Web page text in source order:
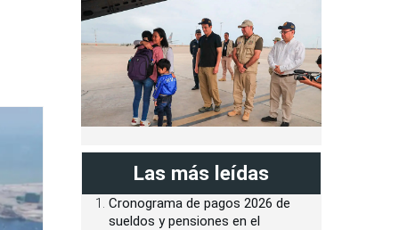
Las más leídas
Cronograma de pagos 2026 de
sueldos y pensiones en el